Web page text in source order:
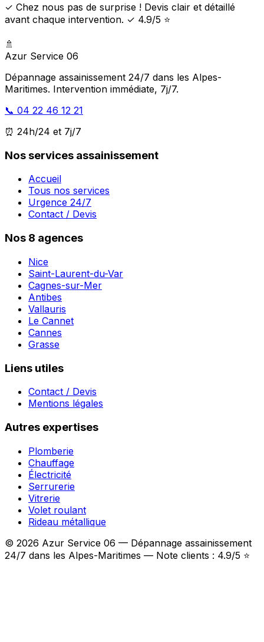
✓ Chez nous pas de surprise ! Devis clair et détaillé
avant chaque intervention. ✓ 4.9/5 ⭐
🚿
Azur Service 06
Dépannage assainissement 24/7 dans les Alpes-
Maritimes. Intervention immédiate, 7j/7.
📞 04 22 46 12 21
⏰ 24h/24 et 7j/7
Nos services assainissement
Accueil
Tous nos services
Urgence 24/7
Contact / Devis
Nos 8 agences
Nice
Saint-Laurent-du-Var
Cagnes-sur-Mer
Antibes
Vallauris
Le Cannet
Cannes
Grasse
Liens utiles
Contact / Devis
Mentions légales
Autres expertises
Plomberie
Chauffage
Électricité
Serrurerie
Vitrerie
Volet roulant
Rideau métallique
© 2026 Azur Service 06 — Dépannage assainissement
24/7 dans les Alpes-Maritimes — Note clients : 4.9/5 ⭐